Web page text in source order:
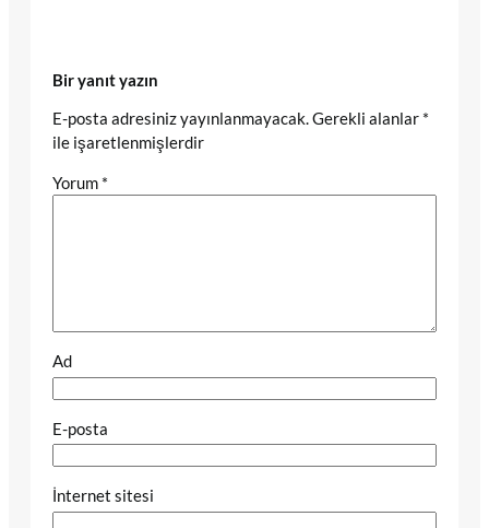
Bir yanıt yazın
E-posta adresiniz yayınlanmayacak.Gerekli alanlar *
ile işaretlenmişlerdir
Yorum *
Ad
E-posta
İnternet sitesi